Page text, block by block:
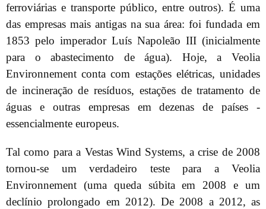
ferroviárias e transporte público, entre outros). É uma
das empresas mais antigas na sua área: foi fundada em
1853 pelo imperador Luís Napoleão III (inicialmente
para o abastecimento de água). Hoje, a Veolia
Environnement conta com estações elétricas, unidades
de incineração de resíduos, estações de tratamento de
águas e outras empresas em dezenas de países -
essencialmente europeus.
Tal como para a Vestas Wind Systems, a crise de 2008
tornou-se um verdadeiro teste para a Veolia
Environnement (uma queda súbita em 2008 e um
declínio prolongado em 2012). De 2008 a 2012, as